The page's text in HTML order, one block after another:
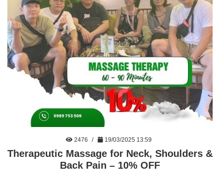
2476 19/03/2025 13:59
Therapeutic Massage for Neck, Shoulders &
Back Pain – 10% OFF